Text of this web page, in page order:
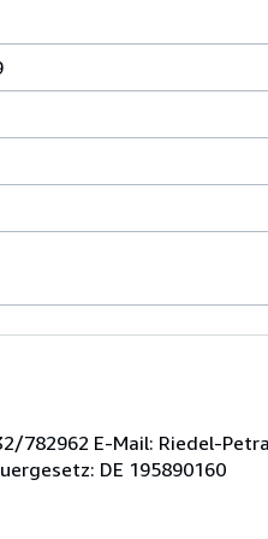
782962 E-Mail: Riedel-
DE 195890160